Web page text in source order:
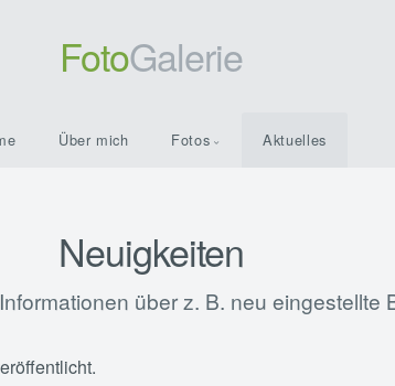
FotoGalerie
Über mich Fotos Aktuelles
Neuigkeiten
über z. B. neu eingestellte